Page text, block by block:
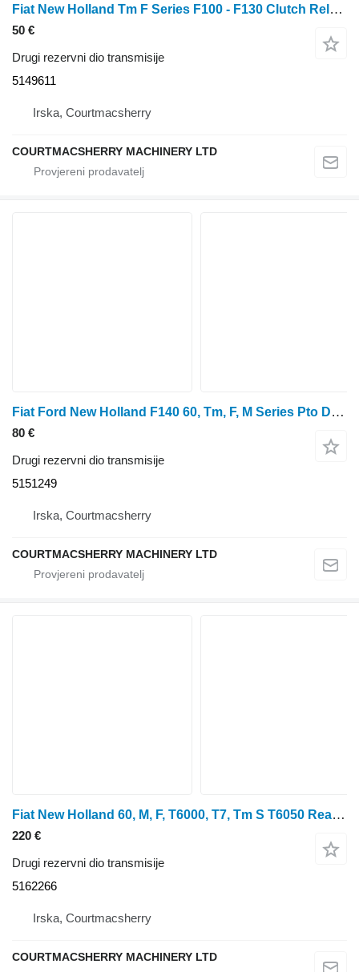
Fiat New Holland Tm F Series F100 - F130 Clutch Release Bearing 5149611 za traktora na kotačima
50 €
Drugi rezervni dio transmisije
5149611
Irska, Courtmacsherry
COURTMACSHERRY MACHINERY LTD
Fiat Ford New Holland F140 60, Tm, F, M Series Pto Driven Gear 1 5151249 za traktora
80 €
Drugi rezervni dio transmisije
5151249
Irska, Courtmacsherry
COURTMACSHERRY MACHINERY LTD
Fiat New Holland 60, M, F, T6000, T7, Tm S T6050 Rear Axle Ring 5162266 za New Holland T6070, T6030, T6050 traktora na kotačima
220 €
Drugi rezervni dio transmisije
5162266
Irska, Courtmacsherry
COURTMACSHERRY MACHINERY LTD